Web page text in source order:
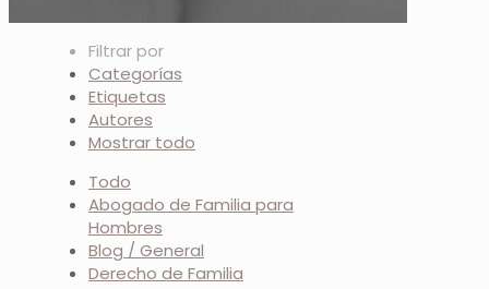
Filtrar por
Categorías
Etiquetas
Autores
Mostrar todo
Todo
Abogado de Familia para
Hombres
Blog / General
Derecho de Familia